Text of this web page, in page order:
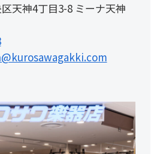
天神4丁目3-8 ミーナ天神